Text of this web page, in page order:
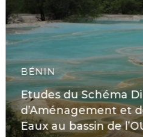
BÉNIN
Etudes du Schéma
d’Aménagement et
Eaux au bassin de